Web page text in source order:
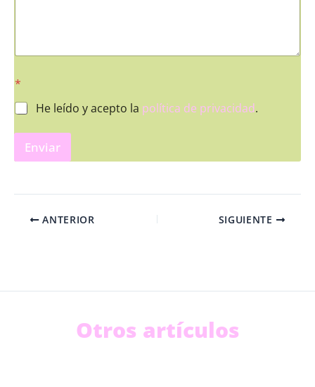
*
He leído y acepto la política de privacidad.
Enviar
ANTERIOR SIGUIENTE
Otros artículos